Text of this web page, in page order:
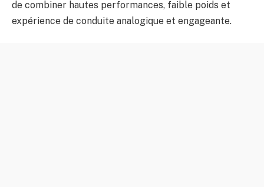
de combiner hautes performances, faible poids et
expérience de conduite analogique et engageante.